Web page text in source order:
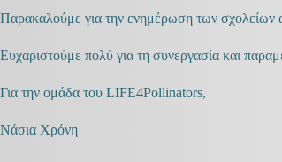
Παρακαλούμε για την ενημέρωση των σχολείων
Ευχαριστούμε πολύ για τη συνεργασία και
Για την ομάδα του LIFE4Pollinators,
Νάσια Χρόνη